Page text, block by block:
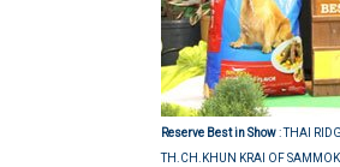
Reserve Best in Show: THAI
TH.CH.KHUN KRAI OF